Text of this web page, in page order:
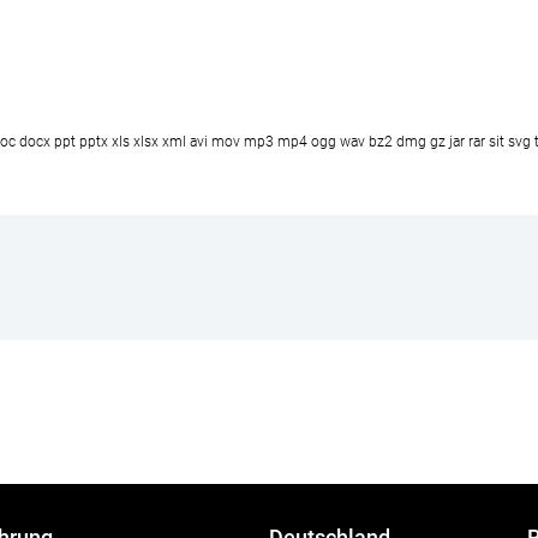
docx ppt pptx xls xlsx xml avi mov mp3 mp4 ogg wav bz2 dmg gz jar rar sit svg